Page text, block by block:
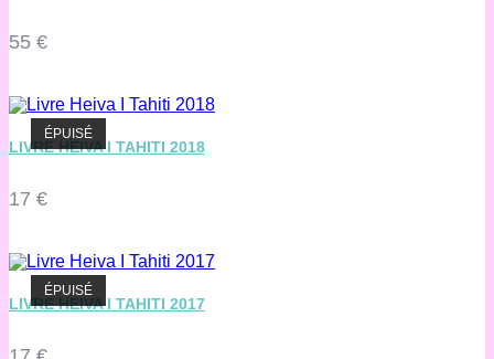
55 €
ÉPUISÉ
LIVRE HEIVA I TAHITI 2018
17 €
ÉPUISÉ
LIVRE HEIVA I TAHITI 2017